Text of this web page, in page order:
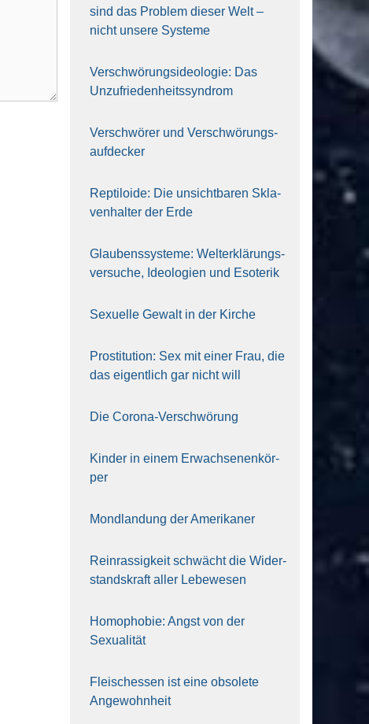
sind das Pro­blem die­ser Welt –
nicht unse­re Sys‍te‍me
Ver­schwö­rungs­ideo­lo­gie: Das
Unzufrieden­heitssyndrom
Ver­schwö­rer und Verschwörungs­
aufdecker
Rep­ti­lo­ide: Die unsicht­ba­ren Skla­
ven­hal­ter der Erde
Glau­bens­sys­te­me: Welt­erklä­rungs­
ver­su­che, Ideo­lo­gien und Eso­te­rik
Sexu­el­le Gewalt in der Kir­che
Pro­sti­tu­ti­on: Sex mit einer Frau, die
das eigent­lich gar nicht will
Die Coro­na-Ver­schwö­rung
Kin­der in einem Erwach­se­nen­kör­
per
Mond­lan­dung der Ame­ri­ka­ner
Rein­ras­sig­keit schwächt die Wider­
stands­kraft aller Lebe­we­sen
Homo­pho­bie: Angst von der
Sexua­li­tät
Fleisch­essen ist eine obso­le­te
An‍ge‍wohn‍heit